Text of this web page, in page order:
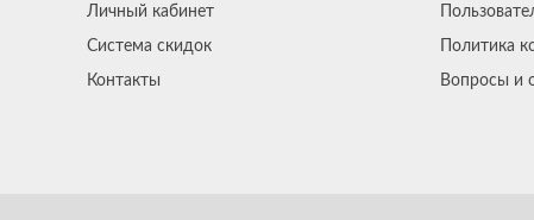
Личный кабинет
Система скидок
Контакты
Политика
Вопросы и